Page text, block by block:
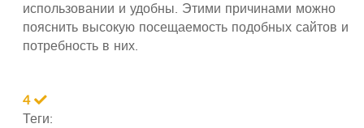
использовании и удобны. Этими причинами можно
пояснить высокую посещаемость подобных сайтов и
потребность в них.
4
Теги: